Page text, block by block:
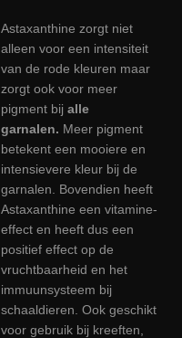
Astaxanthine zorgt niet
alleen voor een intensiteit
van de rode kleuren maar
zorgt ook voor meer
pigment bij alle
garnalen. Meer pigment
betekent een mooiere en
intensievere kleur bij de
garnalen. Bovendien heeft
Astaxanthine een vitamine-
effect en heeft dus een
positief effect op de
vruchtbaarheid en het
immuunsysteem bij
schaaldieren. Ook geschikt
voor gebruik bij kreeften,